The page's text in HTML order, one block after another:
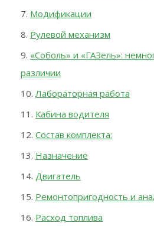
Модификации
Рулевой механизм
«Соболь» и «ГАЗель»:
различии
Лабораторная работа
Кабина водителя
Состав комплекта:
Назначение
Двигатель
Ремонтопригодность и
Расход топлива